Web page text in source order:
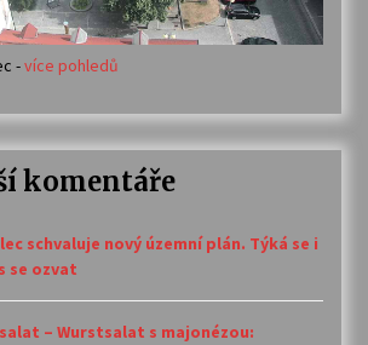
-více pohledů
komentáře
schvaluje nový územní plán. Týká se i
se ozvat
– Wurstsalat s majonézou: